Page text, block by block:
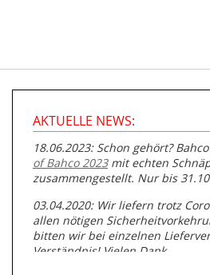
AKTUELLE NEWS:
18.06.2023: Schon gehört?
of Bahco 2023mit echten
zusammengestellt. Nur bis
03.04.2020: Wir liefern trotz
allen nötigen
bitten wir bei einzelnen
Verständnis! Vielen Dank.